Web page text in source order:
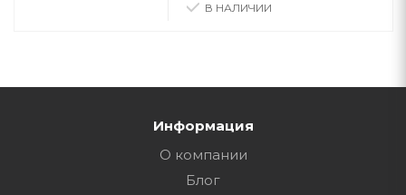
В НАЛИЧИИ
Информация
О компании
Блог